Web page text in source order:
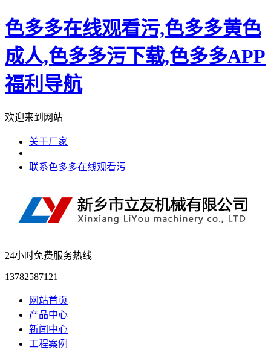
色多多在线观看污,色多多黄色
成人,色多多污下载,色多多APP
福利导航
欢迎来到网站
关于厂家
|
联系色多多在线观看污
24小时免费服务热线
13782587121
网站首页
产品中心
新闻中心
工程案例